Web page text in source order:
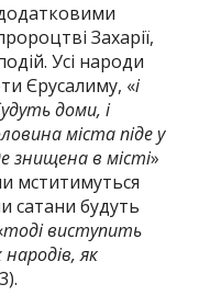
Захарії,
Усі народи
Єрусалиму, «і
доми, і
міста піде у
знищена в місті»
мститимуться
сатани будуть
тоді виступить
як